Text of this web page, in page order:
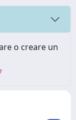
o creare un